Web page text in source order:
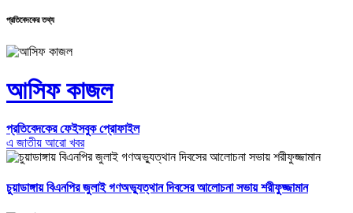
প্রতিবেদকের তথ্য
আসিফ কাজল
প্রতিবেদকের ফেইসবুক প্রোফাইল
এ জাতীয় আরো খবর
চুয়াডাঙ্গায় বিএনপির জুলাই গণঅভ্যুত্থান দিবসের আলোচনা সভায় শরীফুজ্জামান